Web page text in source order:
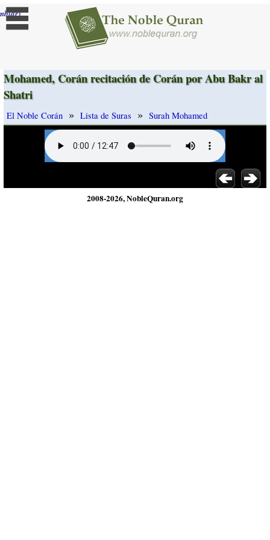
]
Mohamed, Corán recitación de Corán por Abu Bakr al
Shatri
El Noble Corán » Lista de Suras » Surah Mohamed
2008-2026, NobleQuran.org